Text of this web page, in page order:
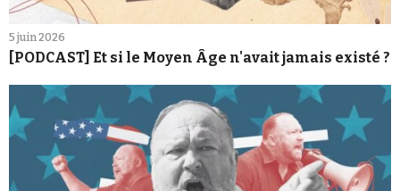
5 juin 2026
[PODCAST] Et si le Moyen Âge n'avait jamais existé ?